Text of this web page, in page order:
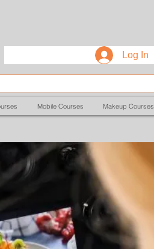
Log In
Mobile Courses Makeup Courses